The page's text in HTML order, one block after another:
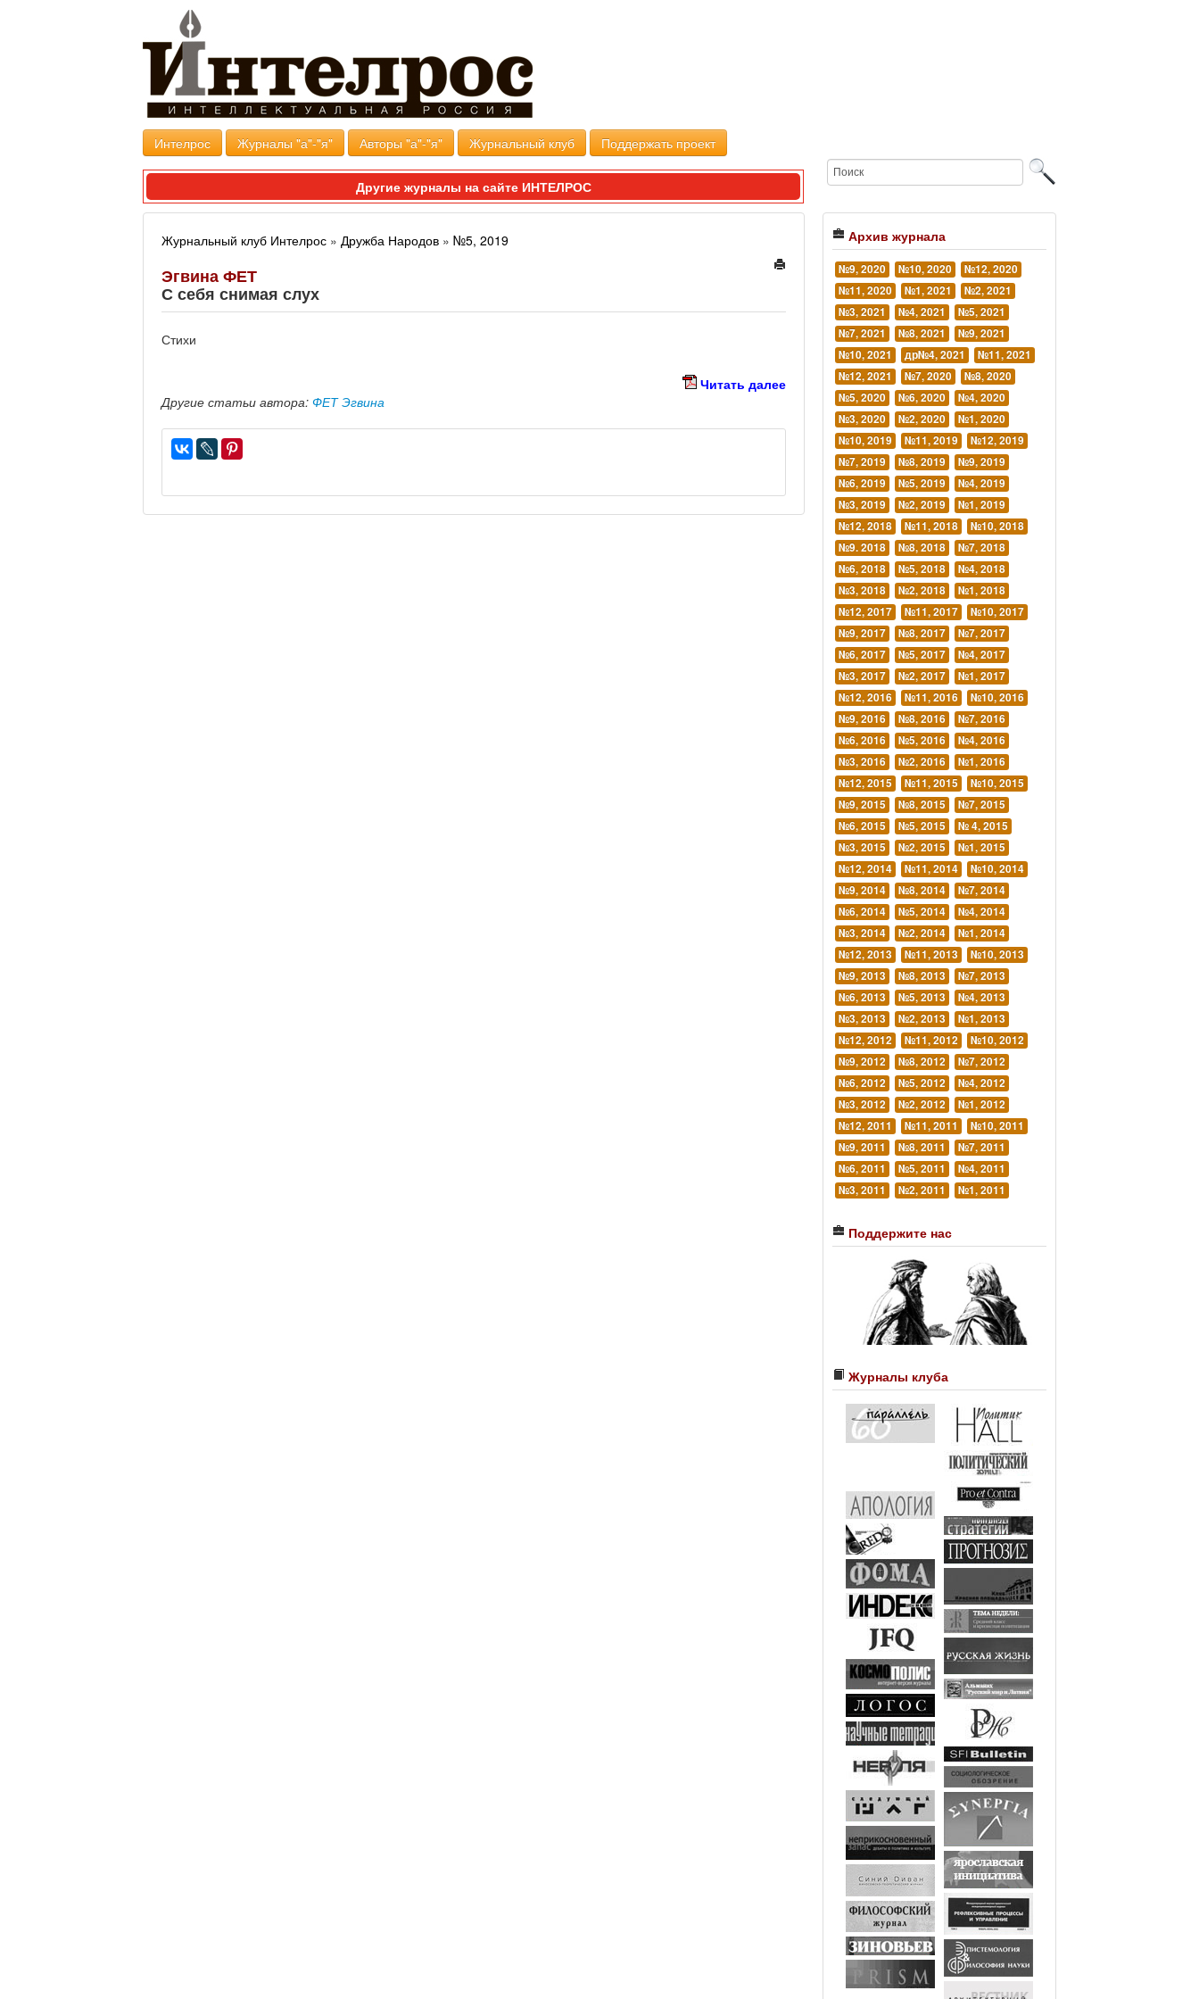
Интелрос Журналы "а"-"я" Авторы "а"-"я" Журнальный клуб Поддержать проект
Другие журналы на сайте ИНТЕЛРОС
Журнальный клуб Интелрос » Дружба Народов » №5, 2019
Эгвина ФЕТ
С себя снимая слух
Стихи
Читать далее
Другие статьи автора: ФЕТ Эгвина
Архив журнала
№9, 2020 №10, 2020
№12, 2020
№11, 2020
№1, 2021
№2, 2021
№3, 2021
№4, 2021
№5, 2021
№7, 2021
№8, 2021
№9, 2021
№10, 2021
др№4, 2021
№11, 2021
№12, 2021
№7, 2020
№8, 2020
№5, 2020
№6, 2020
№4, 2020
№3, 2020
№2, 2020
№1, 2020
№10, 2019
№11, 2019
№12, 2019
№7, 2019
№8, 2019
№9, 2019
№6, 2019
№5, 2019
№4, 2019
№3, 2019
№2, 2019
№1, 2019
№12, 2018
№11, 2018
№10, 2018
№9. 2018
№8, 2018
№7, 2018
№6, 2018
№5, 2018
№4, 2018
№3, 2018
№2, 2018
№1, 2018
№12, 2017
№11, 2017
№10, 2017
№9, 2017
№8, 2017
№7, 2017
№6, 2017
№5, 2017
№4, 2017
№3, 2017
№2, 2017
№1, 2017
№12, 2016
№11, 2016
№10, 2016
№9, 2016
№8, 2016
№7, 2016
№6, 2016
№5, 2016
№4, 2016
№3, 2016
№2, 2016
№1, 2016
№12, 2015
№11, 2015
№10, 2015
№9, 2015
№8, 2015
№7, 2015
№6, 2015
№5, 2015
№ 4, 2015
№3, 2015
№2, 2015
№1, 2015
№12, 2014
№11, 2014
№10, 2014
№9, 2014
№8, 2014
№7, 2014
№6, 2014
№5, 2014
№4, 2014
№3, 2014
№2, 2014
№1, 2014
№12, 2013
№11, 2013
№10, 2013
№9, 2013
№8, 2013
№7, 2013
№6, 2013
№5, 2013
№4, 2013
№3, 2013
№2, 2013
№1, 2013
№12, 2012
№11, 2012
№10, 2012
№9, 2012
№8, 2012
№7, 2012
№6, 2012
№5, 2012
№4, 2012
№3, 2012
№2, 2012
№1, 2012
№12, 2011
№11, 2011
№10, 2011
№9, 2011
№8, 2011
№7, 2011
№6, 2011
№5, 2011
№4, 2011
№3, 2011
№2, 2011 №1, 2011
Поддержите нас
Журналы клуба